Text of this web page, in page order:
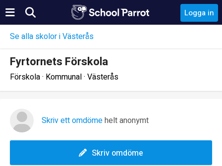
Logga in
Se alla skolor i Västerås
Fyrtornets Förskola
Förskola · Kommunal · Västerås
Skriv ett omdömehelt anonymt
Skriv omdöme